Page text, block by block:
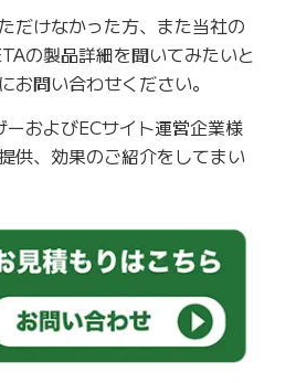
だけなかった方、また当社の
の製品詳細を聞いてみたいと
お問い合わせください。
およびECサイト運営企業様
供、効果のご紹介をしてまい